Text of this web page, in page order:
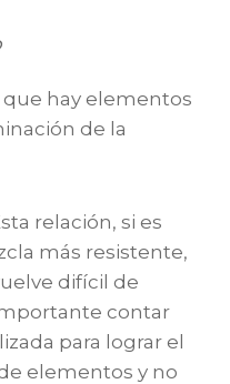
hay elementos
de la
relación, si es
más resistente,
difícil de
contar
para lograr el
elementos y no